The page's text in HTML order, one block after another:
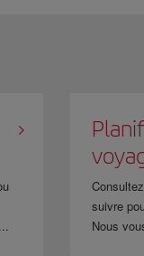
suivre
Nous